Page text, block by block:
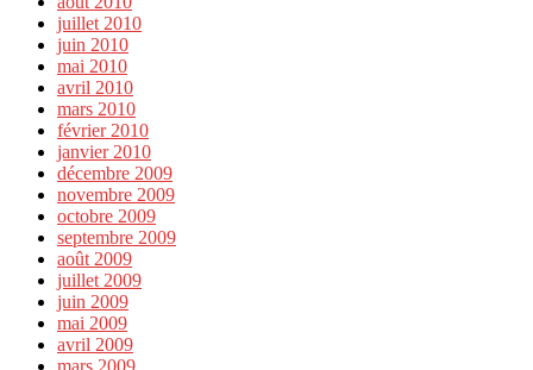
juillet 2010
juin 2010
mai 2010
avril 2010
mars 2010
février 2010
janvier 2010
décembre 2009
novembre 2009
octobre 2009
septembre 2009
août 2009
juillet 2009
juin 2009
mai 2009
avril 2009